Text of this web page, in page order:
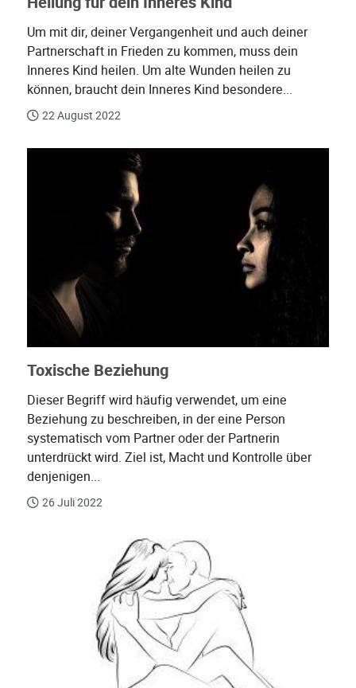
Um mit dir, deiner Vergangenheit und auch deiner
Partnerschaft in Frieden zu kommen, muss dein
Inneres Kind heilen. Um alte Wunden heilen zu
können, braucht dein Inneres Kind besondere...
22 August 2022
Toxische Beziehung
Dieser Begriff wird häufig verwendet, um eine
Beziehung zu beschreiben, in der eine Person
systematisch vom Partner oder der Partnerin
unterdrückt wird. Ziel ist, Macht und Kontrolle über
denjenigen...
26 Juli 2022